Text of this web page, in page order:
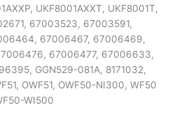
UKF8001AXXT, UKF8001T,
67003523, 67003591,
67006467, 67006469,
67006477, 67006633,
GGN529-081A, 8171032,
OWF51, OWF50-NI300, WF50
WI500